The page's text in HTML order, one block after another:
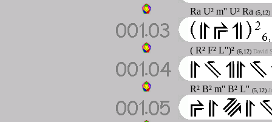
Ra U² m'' U² Ra (5,12)
( R² F² L'')² (6,12) David
R² B² m'' B² L'' (5,12)